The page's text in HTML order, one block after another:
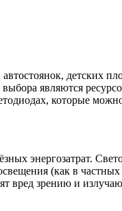
детских
являются
которые
энергозатрат.
(как в
вред зрению и